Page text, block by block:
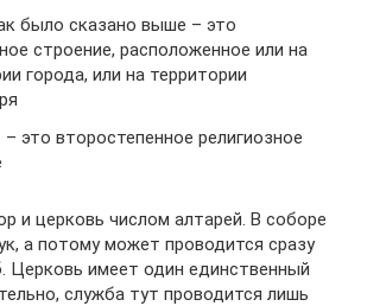
было сказано выше – это
строение, расположенное или на
города, или на территории
– это второстепенное религиозное
и церковь числом алтарей. В соборе
а потому может проводится сразу
Церковь имеет один единственный
служба тут проводится лишь